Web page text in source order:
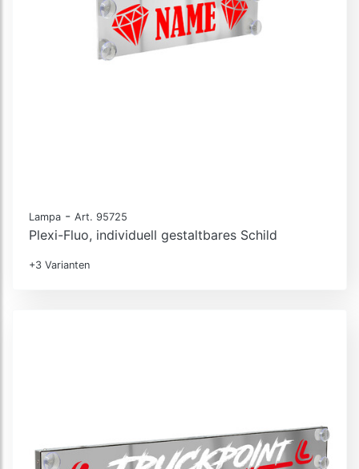
Lampa - Art. 95725
Plexi-Fluo, individuell gestaltbares Schild
+3 Varianten